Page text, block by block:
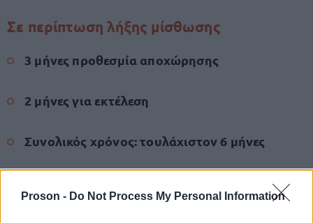
Proson - Do Not Process My Personal Information
Σε περίπτωση λήξης μίσθωσης
3 μήνες προθεσμία αποχώρησης
2 μήνες για εκτέλεση
Συνολικός χρόνος: τουλάχιστον 6 μήνες